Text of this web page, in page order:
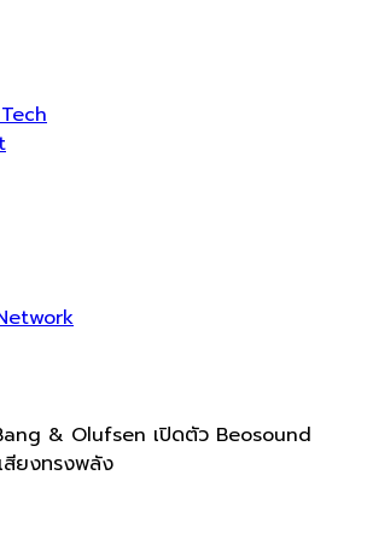
& Olufsen เปิดตัว Beosound
สียงทรงพลัง